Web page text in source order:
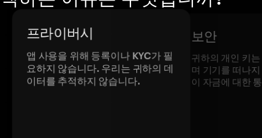
프라이버시
앱 사용을 위해 등록이나 KYC가 필
요하지 않습니다. 우리는 귀하의 데
이터를 추적하지 않습니다.
보안
귀하의 개인 키
며 기기를 떠나
이 자금에 대한